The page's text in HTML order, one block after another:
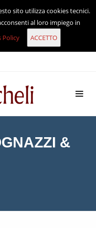
sito utilizza cookies tecnici.
al loro impiego in
Policy
&